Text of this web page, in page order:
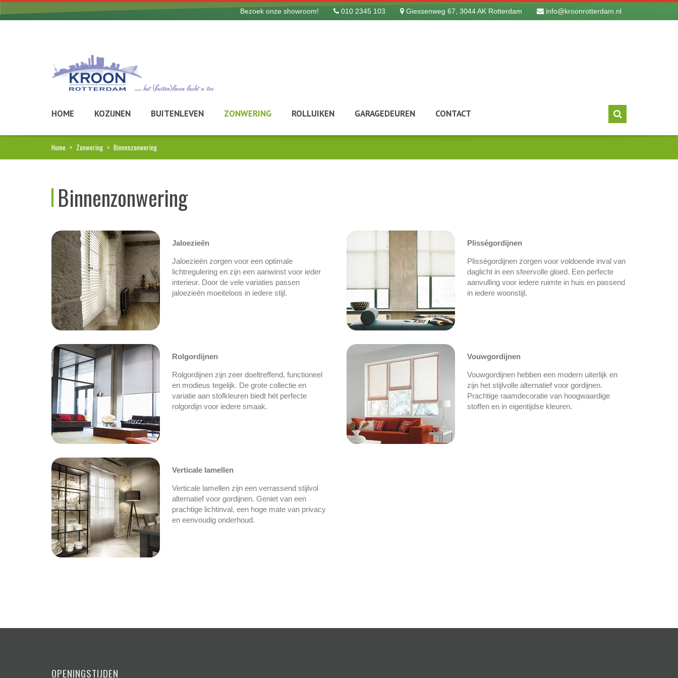
Bezoek onze showroom! 010 2345 103 Giessenweg 67, 3044 AK Rotterdam info@kroonrotterdam.nl
HOME KOZIJNEN BUITENLEVEN ZONWERING ROLLUIKEN GARAGEDEUREN CONTACT
Home > Zonwering > Binnenzonwering
Binnenzonwering
Jaloezieën
Jaloezieën zorgen voor een optimale
lichtregulering en zijn een aanwinst voor ieder
interieur. Door de vele variaties passen
jaloezieën moeiteloos in iedere stijl.
Plisségordijnen
Plisségordijnen zorgen voor voldoende inval van
daglicht in een sfeervolle gloed. Een perfecte
aanvulling voor iedere ruimte in huis en passend
in iedere woonstijl.
Rolgordijnen
Rolgordijnen zijn zeer doeltreffend, functioneel
en modieus tegelijk. De grote collectie en
variatie aan stofkleuren biedt hét perfecte
rolgordijn voor iedere smaak.
Vouwgordijnen
Vouwgordijnen hebben een modern uiterlijk en
zijn het stijlvolle alternatief voor gordijnen.
Prachtige raamdecoratie van hoogwaardige
stoffen en in eigentijdse kleuren.
Verticale lamellen
Verticale lamellen zijn een verrassend stijlvol
alternatief voor gordijnen. Geniet van een
prachtige lichtinval, een hoge mate van privacy
en eenvoudig onderhoud.
OPENINGSTIJDEN